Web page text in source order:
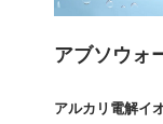
アブソウォ
アルカリ電解イ